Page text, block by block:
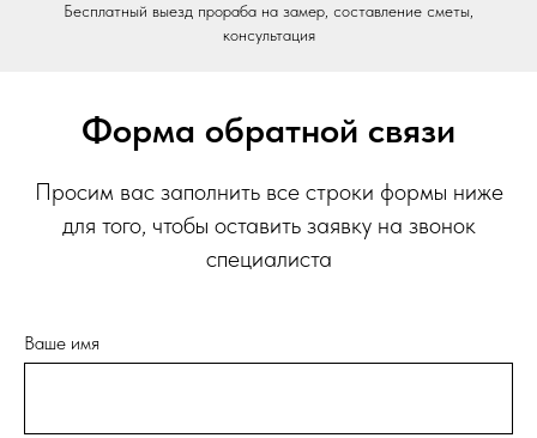
Бесплатный выезд прораба на замер, составление сметы,
консультация
Форма обратной связи
Просим вас заполнить все строки формы ниже
для того, чтобы оставить заявку на звонок
специалиста
Ваше имя